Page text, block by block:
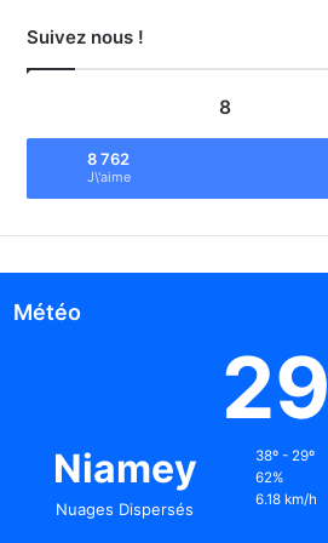
Suivez nous !
8
8 762
J\'aime
Météo
Niamey
Nuages Dispersés
29
38º - 29º
62%
6.18 km/h